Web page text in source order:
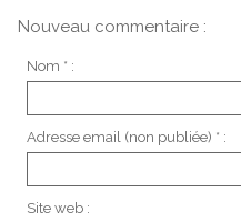
Nouveau commentaire :
Nom * :
Adresse email (non publiée) * :
Site web :